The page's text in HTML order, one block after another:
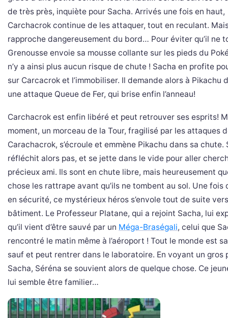
de très près, inquiète pour Sacha. Arrivés une fois en haut,
Carchacrok continue de les attaquer, tout en reculant.
rapproche dangereusement du bord… Pour éviter qu’il ne
Grenousse envoie sa mousse collante sur les pieds du
n’y a ainsi plus aucun risque de chute ! Sacha en profite
sur Carcacrok et l’immobiliser. Il demande alors à Pikachu
une attaque Queue de Fer, qui brise enfin l’anneau!
Carchacrok est enfin libéré et peut retrouver ses esprits!
moment, un morceau de la Tour, fragilisé par les attaques
Carachacrok, s’écroule et emmène Pikachu dans sa chute.
réfléchit alors pas, et se jette dans le vide pour aller
précieux ami. Ils sont en chute libre, mais heureusement
chose les rattrape avant qu’ils ne tombent au sol. Une fois
en sécurité, ce mystérieux héros s’envole tout de suite
bâtiment. Le Professeur Platane, qui a rejoint Sacha, lui
qu’il vient d’être sauvé par un Méga-Braségali, celui que
rencontré le matin même à l’aéroport ! Tout le monde est
sauf et peut rentrer dans le laboratoire. En voyant un gros
Sacha, Séréna se souvient alors de quelque chose. Ce
lui semble être familier…